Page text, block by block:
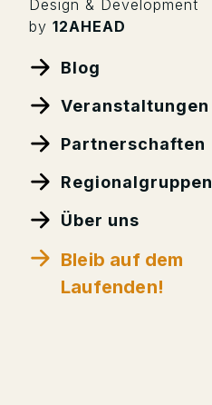
Design & Development
by 12AHEAD
Blog
Veranstaltungen
Partnerschaften
Regionalgruppen
Über uns
Bleib auf dem
Laufenden!